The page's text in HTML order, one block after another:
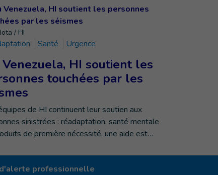
/ HI
Santé Urgence
HI soutient les
touchées par les
de HI continuent leur soutien aux
sinistrées : réadaptation, santé mentale
de première nécessité, une aide est…
professionnelle